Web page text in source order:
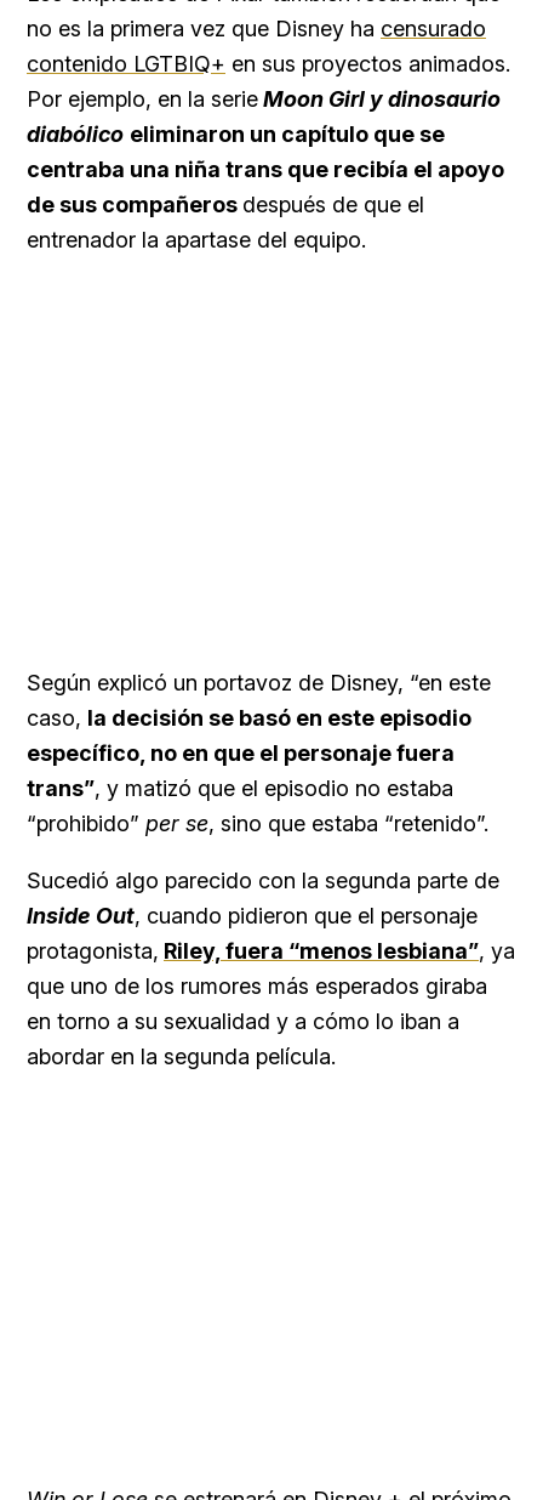
no es la primera vez que Disney ha censurado
contenido LGTBIQ+ en sus proyectos animados.
Por ejemplo, en la serieMoon Girl y dinosaurio
diabólico eliminaron un capítulo que se
centraba una niña trans que recibía el apoyo
de sus compañeros después de que el
entrenador la apartase del equipo.
Según explicó un portavoz de Disney, “en este
caso, la decisión se basó en este episodio
específico, no en que el personaje fuera
trans”, y matizó que el episodio no estaba
“prohibido” per se, sino que estaba “retenido”.
Sucedió algo parecido con la segunda parte de
Inside Out, cuando pidieron que el personaje
protagonista, Riley, fuera “menos lesbiana”, ya
que uno de los rumores más esperados giraba
en torno a su sexualidad y a cómo lo iban a
abordar en la segunda película.